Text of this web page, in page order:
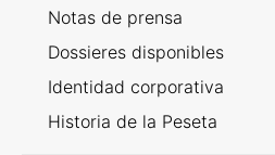
Notas de prensa
Dossieres disponibles
Identidad corporativa
Historia de la Peseta